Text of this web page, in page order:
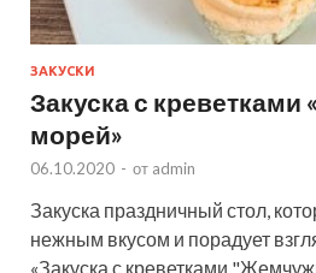
ЗАКУСКИ
Закуска с
морей»
06.10.2020 - от admin
Закуска праздничный стол,
нежным вкусом и порадует
«Закуска с креветками